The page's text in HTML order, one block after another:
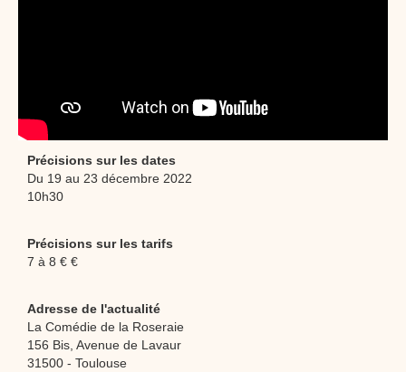
Précisions sur les dates
Du 19 au 23 décembre 2022
10h30
Précisions sur les tarifs
7 à 8 € €
Adresse de l'actualité
La Comédie de la Roseraie
156 Bis, Avenue de Lavaur
31500 - Toulouse